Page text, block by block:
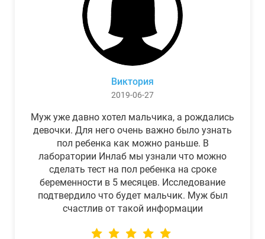
Виктория
2019-06-27
Муж уже давно хотел мальчика, а рождались
девочки. Для него очень важно было узнать
пол ребенка как можно раньше. В
лаборатории Инлаб мы узнали что можно
сделать тест на пол ребенка на сроке
беременности в 5 месяцев. Исследование
подтвердило что будет мальчик. Муж был
счастлив от такой информации